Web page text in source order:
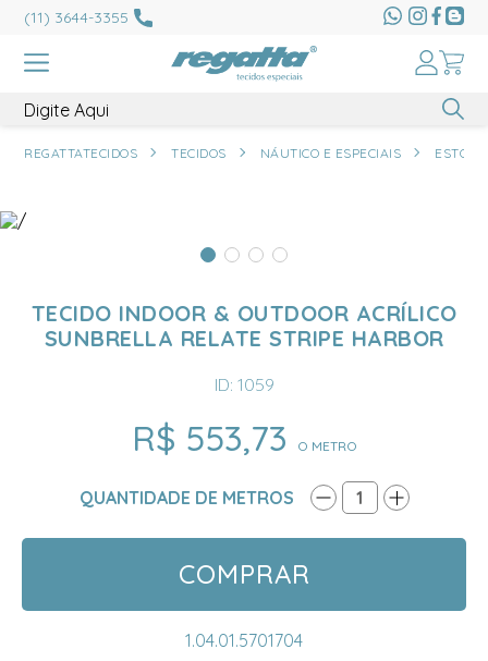
(11) 3644-3355
REGATTATECIDOS TECIDOS NÁUTICO E ESPECIAIS
TECIDO INDOOR & OUTDOOR ACRÍLICO
SUNBRELLA RELATE STRIPE HARBOR
ID: 1059
R$ 553,73 O METRO
QUANTIDADE DE METROS 1
COMPRAR
1.04.01.5701704